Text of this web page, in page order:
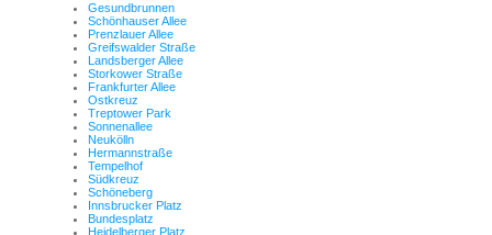
Gesundbrunnen
Schönhauser Allee
Prenzlauer Allee
Greifswalder Straße
Landsberger Allee
Storkower Straße
Frankfurter Allee
Ostkreuz
Treptower Park
Sonnenallee
Neukölln
Hermannstraße
Tempelhof
Südkreuz
Schöneberg
Innsbrucker Platz
Bundesplatz
Heidelberger Platz